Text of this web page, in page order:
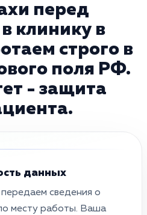
перед
клинику в
строго в
поля РФ.
- защита
данных
сведения о
месту работы. Ваша